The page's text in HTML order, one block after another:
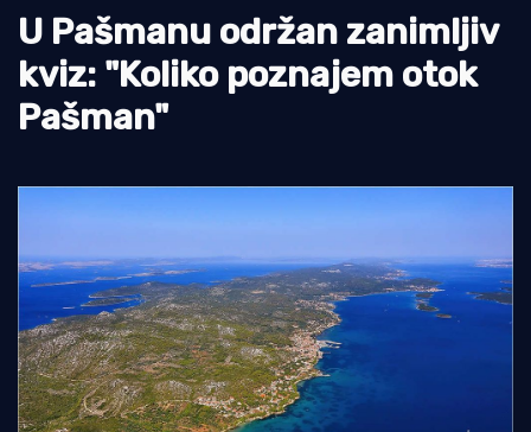
Pomorstvo
Ribolov
Ekologija
U Pašmanu održan zanimljiv
kviz: "Koliko poznajem otok
Pašman"